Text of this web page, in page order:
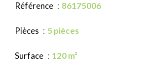
Référence 86175006
Pièces 5 pièces
Surface 120 m²